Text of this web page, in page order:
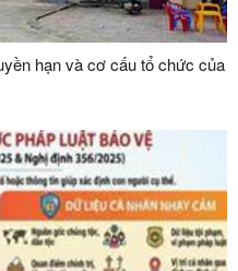
hạn và cơ cấu tổ chức của